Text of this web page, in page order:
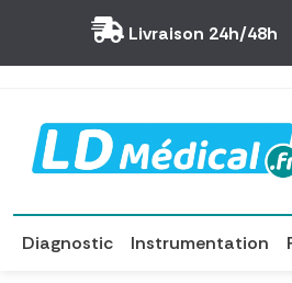
Livraison 24h/48h
Diagnostic Instrumentation
Panneau de gestion des cookies